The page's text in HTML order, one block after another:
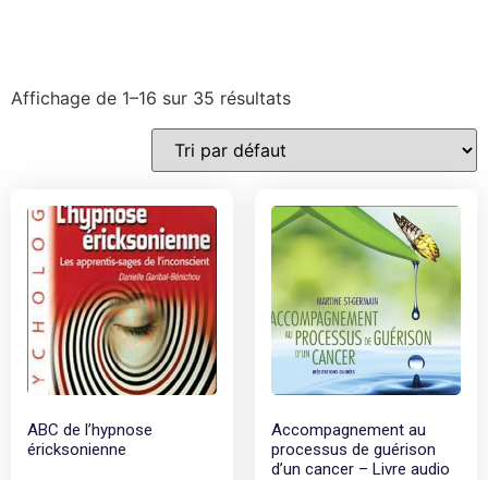
Affichage de 1–16 sur 35 résultats
ABC de l’hypnose
éricksonienne
Accompagnement au
processus de guérison
d’un cancer – Livre audio